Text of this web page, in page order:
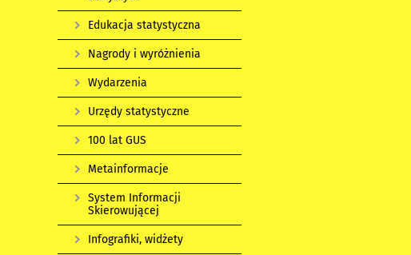
Edukacja statystyczna
Nagrody i wyróżnienia
Wydarzenia
Urzędy statystyczne
100 lat GUS
Metainformacje
System Informacji
Skierowującej
Infografiki, widżety